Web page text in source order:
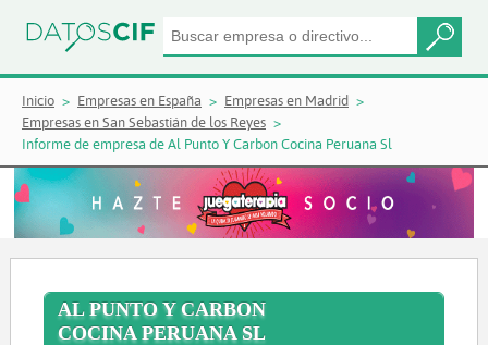
Inicio Empresas en España
Empresas en Madrid
Empresas en San Sebastián de los Reyes
Informe de empresa de Al Punto Y Carbon Cocina Peruana Sl
AL PUNTO Y CARBON
COCINA PERUANA SL